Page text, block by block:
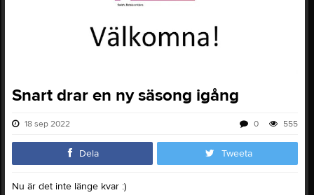
Snart drar en ny säsong igång
18 sep 2022 555
0
Dela Tweeta
Nu är det inte länge kvar :)